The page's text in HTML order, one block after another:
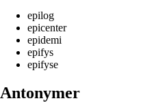
epilog
epicenter
epidemi
epifys
epifyse
Antonymer